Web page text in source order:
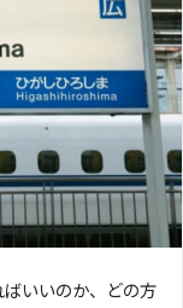
いいのか、どの方